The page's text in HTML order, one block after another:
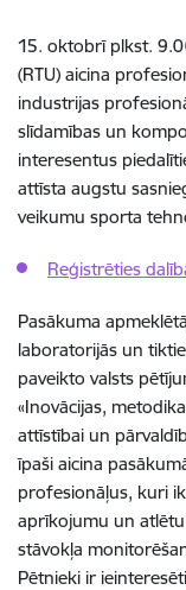
15. oktobrī plkst.
(RTU) aicina
industrijas
slīdamības un
interesentus
attīsta augstu
veikumu sporta
Reģistrēties
Pasākuma
laboratorijās un
paveikto valsts
«Inovācijas,
attīstībai un
īpaši aicina
profesionāļus, kuri
aprīkojumu un
stāvokļa
Pētnieki ir